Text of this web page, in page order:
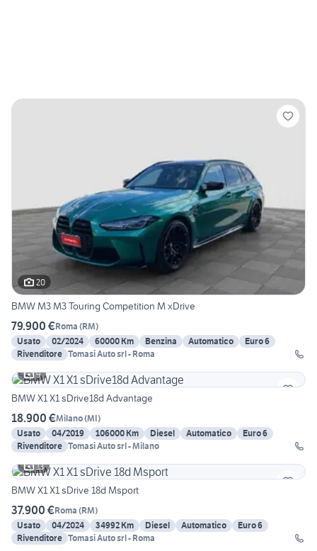
20
BMW M3 M3 Touring Competition M xDrive
79.900 €Roma (RM)
Usato
02/2024 60000 Km Benzina Automatico
Euro 6
Rivenditore Tomasi Auto srl - Roma
9
BMW X1 X1 sDrive18d Advantage
18.900 €Milano(MI)
Usato
04/2019 106000 Km Diesel Automatico
Euro 6
Rivenditore Tomasi Auto srl - Milano
13
BMW X1 X1 sDrive 18d Msport
37.900 €Roma (RM)
Usato
04/2024 34992 Km Diesel Automatico
Euro 6
Rivenditore Tomasi Auto srl - Roma